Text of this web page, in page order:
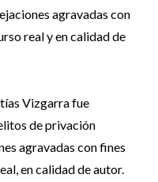
agravadas con
real y en calidad de
Vizgarra fue
de privación
agravadas con fines
en calidad de autor.